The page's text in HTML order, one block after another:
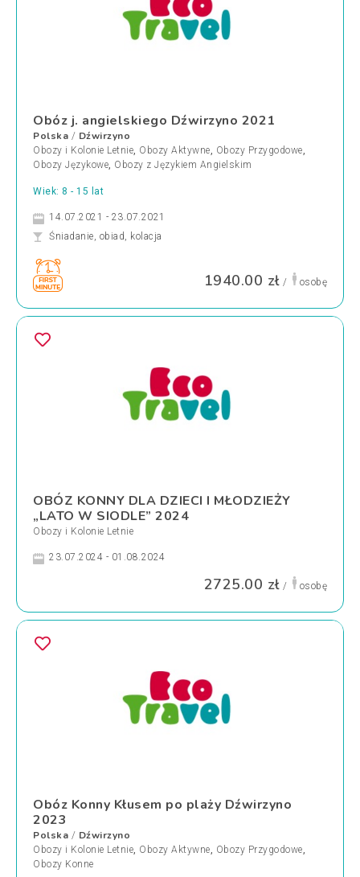
Obóz j. angielskiego Dźwirzyno 2021
Polska / Dźwirzyno
Obozy i Kolonie Letnie, Obozy Aktywne, Obozy Przygodowe,
Obozy Językowe, Obozy z Językiem Angielskim
Wiek: 8 - 15 lat
14.07.2021 - 23.07.2021
Śniadanie, obiad, kolacja
1940.00 zł / osobę
OBÓZ KONNY DLA DZIECI I MŁODZIEŻY
„LATO W SIODLE” 2024
Obozy i Kolonie Letnie
23.07.2024 - 01.08.2024
2725.00 zł / osobę
Obóz Konny Kłusem po plaży Dźwirzyno
2023
Polska / Dźwirzyno
Obozy i Kolonie Letnie, Obozy Aktywne, Obozy Przygodowe,
Obozy Konne